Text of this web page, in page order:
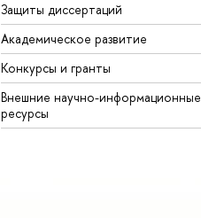
Защиты диссертаций
Академическое развитие
Конкурсы и гранты
Внешние научно-информационные
ресурсы